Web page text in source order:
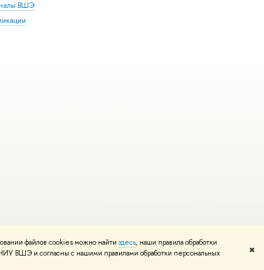
файлов cookies можно найти здесь, наши правила обработки
ВШЭ и согласны с нашими правилами обработки персональных
✖
ВШЭ
Редактору
Карта сайта